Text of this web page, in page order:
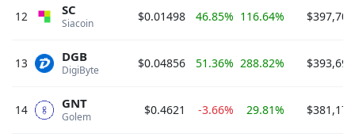
12 Siacoin
SC $0.01498 46.85% 116.64%
13 DigiByte
DGB $0.04856 51.36% 288.82%
14 Golem
GNT $0.4621 -3.66% 29.81%